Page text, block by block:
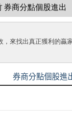
券商分點個股進出
來找出真正獲利的
券商分點個股進